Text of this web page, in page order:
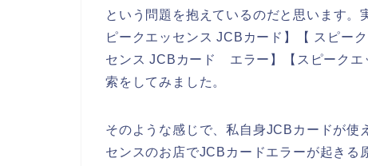
という問題を抱えているのだと思います。
ピークエッセンス JCBカード】【 スピー
センス JCBカード エラー】【スピーク
索をしてみました。
そのような感じで、私自身JCBカードが使
センスのお店でJCBカードエラーが起き